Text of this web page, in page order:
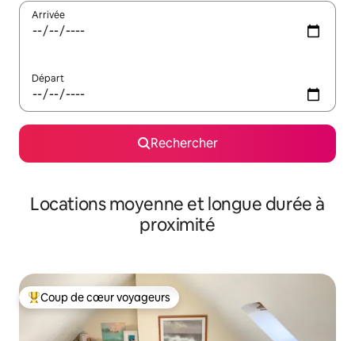
Arrivée
Départ
Rechercher
Locations moyenne et longue durée à
proximité
Coups de cœur voyageurs les plus appréciés
Coup de cœur voyageurs